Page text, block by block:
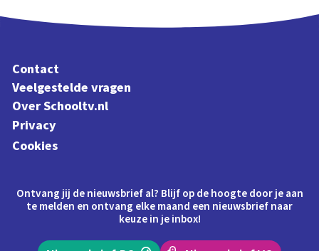
Contact
Veelgestelde vragen
Over Schooltv.nl
Privacy
Cookies
Ontvang jij de nieuwsbrief al? Blijf op de hoogte door je aan
te melden en ontvang elke maand een nieuwsbrief naar
keuze in je inbox!